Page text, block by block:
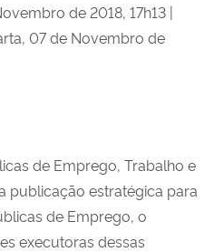
de 2018, 17h13 |
07 de Novembro de
de Emprego, Trabalho e
publicação estratégica para
de Emprego, o
executoras dessas